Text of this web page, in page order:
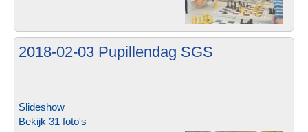
2018-02-03 Pupillendag SGS
Slideshow
Bekijk 31 foto's